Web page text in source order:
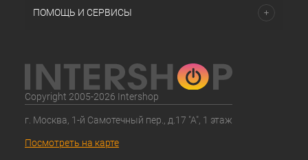
ПОМОЩЬ И СЕРВИСЫ
Copyright 2005-2026 Intershop
г. Москва, 1-й Самотечный пер., д.17 "А", 1 этаж
Посмотреть на карте